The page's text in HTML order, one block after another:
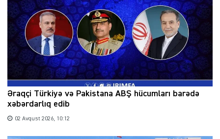
Əraqçi Türkiyə və Pakistana ABŞ hücumları barədə
xəbərdarlıq edib
02 Avqust 2026, 10:12